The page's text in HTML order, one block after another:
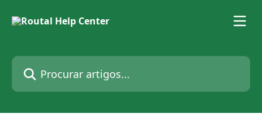
Procurar artigos...